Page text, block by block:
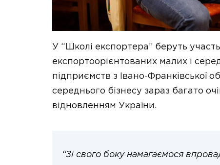
У “Школі експортера” беруть
експортоорієнтованих малих і
підприємств з Івано-Франківської
середнього бізнесу зараз багато
відновленням України.
“Зі свого боку намагаємося